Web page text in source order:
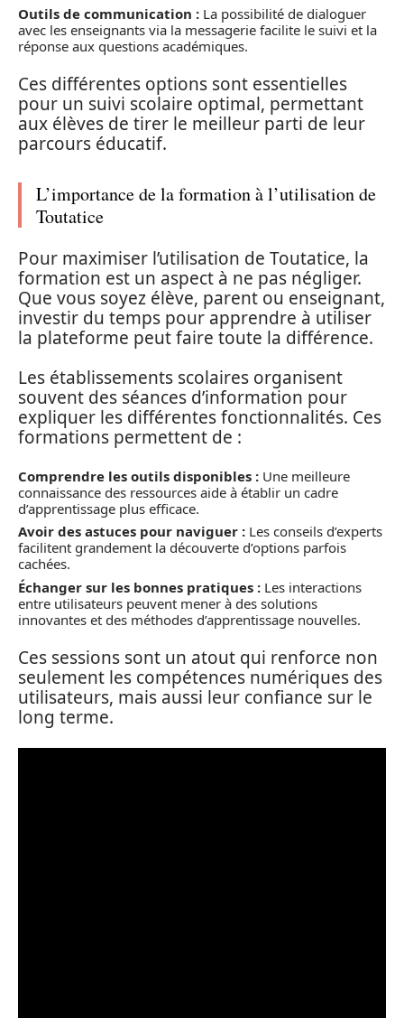
Outils de communication : La possibilité de dialoguer
avec les enseignants via la messagerie facilite le suivi et la
réponse aux questions académiques.
Ces différentes options sont essentielles
pour un suivi scolaire optimal, permettant
aux élèves de tirer le meilleur parti de leur
parcours éducatif.
L’importance de la formation à l’utilisation de
Toutatice
Pour maximiser l’utilisation de Toutatice, la
formation est un aspect à ne pas négliger.
Que vous soyez élève, parent ou enseignant,
investir du temps pour apprendre à utiliser
la plateforme peut faire toute la différence.
Les établissements scolaires organisent
souvent des séances d’information pour
expliquer les différentes fonctionnalités. Ces
formations permettent de :
Comprendre les outils disponibles : Une meilleure
connaissance des ressources aide à établir un cadre
d’apprentissage plus efficace.
Avoir des astuces pour naviguer : Les conseils d’experts
facilitent grandement la découverte d’options parfois
cachées.
Échanger sur les bonnes pratiques : Les interactions
entre utilisateurs peuvent mener à des solutions
innovantes et des méthodes d’apprentissage nouvelles.
Ces sessions sont un atout qui renforce non
seulement les compétences numériques des
utilisateurs, mais aussi leur confiance sur le
long terme.